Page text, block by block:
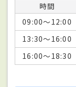
時間
09:00～12:00
13:30～16:00
16:00～18:30